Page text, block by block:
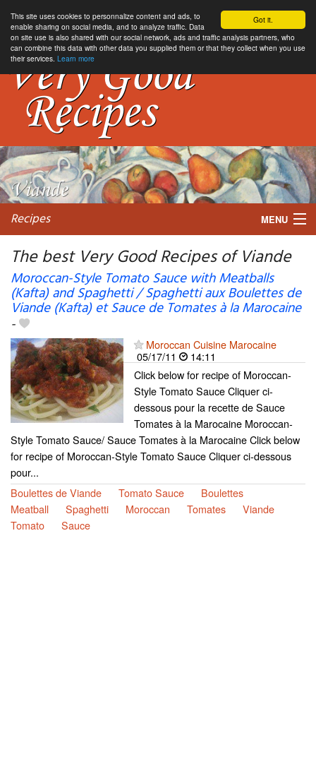
Got it.
This site uses cookies to personnalize content and ads, to
enable sharing on social media, and to analyze traffic. Data
on site use is also shared with our social network, ads and traffic analysis partners, who
can combine this data with other data you supplied them or that they collect when you use
their services. Learn more
Recipes MENU
My favorite blogs
The best Very Good Recipes of Viande
Moroccan-Style Tomato Sauce with Meatballs
(Kafta) and Spaghetti / Spaghetti aux Boulettes de
Viande (Kafta) et Sauce de Tomates à la Marocaine
-
Moroccan Cuisine Marocaine
05/17/11
14:11
Click below for recipe of Moroccan-
Style Tomato Sauce Cliquer ci-
dessous pour la recette de Sauce
Tomates à la Marocaine Moroccan-
Style Tomato Sauce/ Sauce Tomates à la Marocaine Click below
for recipe of Moroccan-Style Tomato Sauce Cliquer ci-dessous
pour...
Boulettes de Viande
Tomato Sauce
Boulettes
Meatball
Spaghetti Moroccan Tomates
Viande
Tomato
Sauce